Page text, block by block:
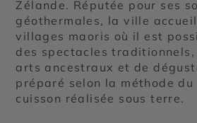
Zélande. Réputée pour ses
géothermales, la ville
villages maoris où il est
des spectacles
arts ancestraux et de
préparé selon la méthode du
cuisson réalisée sous terre.